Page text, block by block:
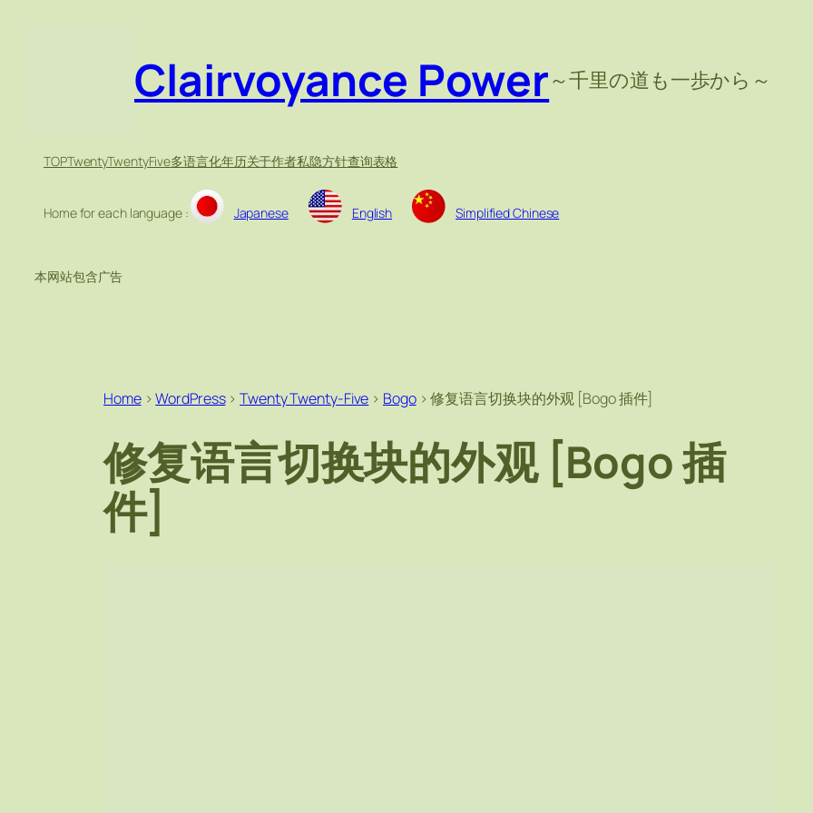
Clairvoyance Power～千里の道も一歩から～
TOPTwentyTwentyFive多语言化年历关于作者私隐方针查询表格
Home for each language : Japanese English Simplified Chinese
本网站包含广告
Home>WordPress>Twenty Twenty-Five > Bogo>修复语言切换块的外观 [Bogo 插件]
修复语言切换块的外观 [Bogo 插
件]